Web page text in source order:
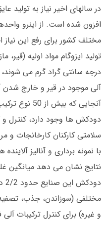
در سالهای اخیر نیاز به تولید
افزون شده است. از اینرو
مختلف کشور برای رفع این
درجه سانتی گراد گرم می
آلی موجود در قیر و خارج
آنجایی که
دودکش ها وجود دارد، کنترل
سلامتی کارکنان کارخانجات و
با نمونه برداری و آنالیز
نتایج نشان می دهد میانگین
مختلفی (سوزاندن، جذب،
و غیره) برای کنترل ترکیبات آلی